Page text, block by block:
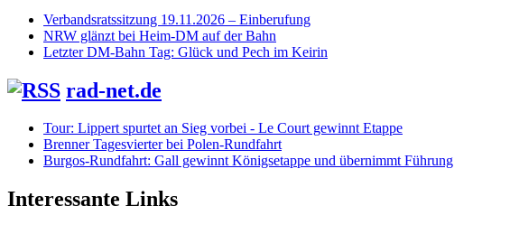
Verbandsratssitzung 19.11.2026 – Einberufung
NRW glänzt bei Heim-DM auf der Bahn
Letzter DM-Bahn Tag: Glück und Pech im Keirin
rad-net.de
Tour: Lippert spurtet an Sieg vorbei - Le Court gewinnt Etappe
Brenner Tagesvierter bei Polen-Rundfahrt
Burgos-Rundfahrt: Gall gewinnt Königsetappe und übernimmt Führung
Interessante Links